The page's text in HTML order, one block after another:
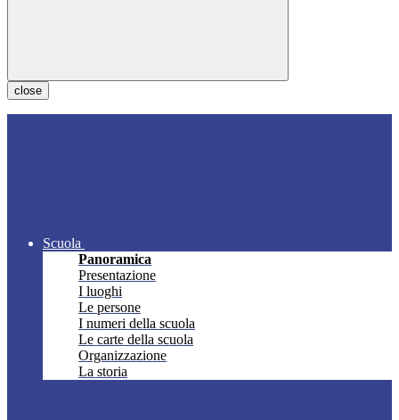
close
Scuola
Panoramica
Presentazione
I luoghi
Le persone
I numeri della scuola
Le carte della scuola
Organizzazione
La storia